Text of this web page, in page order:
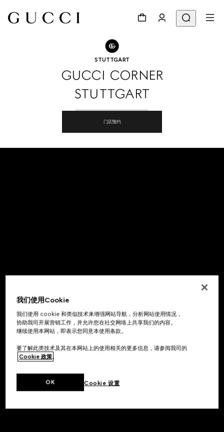
STUTTGART
GUCCI CORNER
STUTTGART
门店预约
我们使用Cookie
我们使用 cookie 和类似技术来增强网站导航，分析网站使用情况，
协助我司开展营销工作，并允许您在社交网络上共享我们的内容。
继续使用本网站，即表示您同意本使用条款。
要了解此类技术及其在本网站上的使用相关的更多信息，请参阅我司的
Cookie 政策。
Cookie 设置
OK